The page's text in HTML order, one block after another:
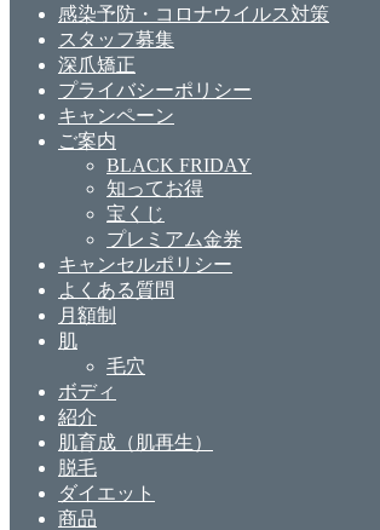
感染予防・コロナウイルス対策
スタッフ募集
深爪矯正
プライバシーポリシー
キャンペーン
ご案内
BLACK FRIDAY
知ってお得
宝くじ
プレミアム金券
キャンセルポリシー
よくある質問
月額制
肌
毛穴
ボディ
紹介
肌育成（肌再生）
脱毛
ダイエット
商品